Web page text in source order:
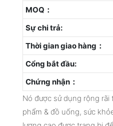
MOQ：
Sự chi trả:
Thời gian giao hàng：
Cổng bắt đầu:
Chứng nhận：
Nó được sử dụng rộng
phẩm & đồ uống, sức